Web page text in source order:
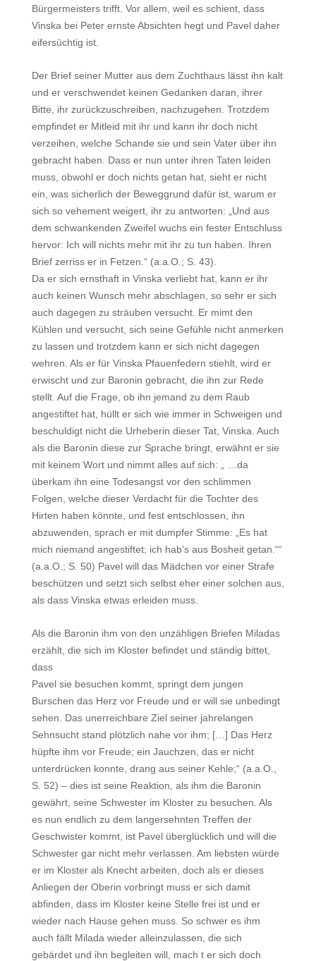
Bürgermeisters trifft. Vor allem, weil es schient, dass
Vinska bei Peter ernste Absichten hegt und Pavel daher
eifersüchtig ist.
Der Brief seiner Mutter aus dem Zuchthaus lässt ihn kalt
und er verschwendet keinen Gedanken daran, ihrer
Bitte, ihr zurückzuschreiben, nachzugehen. Trotzdem
empfindet er Mitleid mit ihr und kann ihr doch nicht
verzeihen, welche Schande sie und sein Vater über ihn
gebracht haben. Dass er nun unter ihren Taten leiden
muss, obwohl er doch nichts getan hat, sieht er nicht
ein, was sicherlich der Beweggrund dafür ist, warum er
sich so vehement weigert, ihr zu antworten: „Und aus
dem schwankenden Zweifel wuchs ein fester Entschluss
hervor: Ich will nichts mehr mit ihr zu tun haben. Ihren
Brief zerriss er in Fetzen.“ (a.a.O.; S. 43).
Da er sich ernsthaft in Vinska verliebt hat, kann er ihr
auch keinen Wunsch mehr abschlagen, so sehr er sich
auch dagegen zu sträuben versucht. Er mimt den
Kühlen und versucht, sich seine Gefühle nicht anmerken
zu lassen und trotzdem kann er sich nicht dagegen
wehren. Als er für Vinska Pfauenfedern stiehlt, wird er
erwischt und zur Baronin gebracht, die ihn zur Rede
stellt. Auf die Frage, ob ihn jemand zu dem Raub
angestiftet hat, hüllt er sich wie immer in Schweigen und
beschuldigt nicht die Urheberin dieser Tat, Vinska. Auch
als die Baronin diese zur Sprache bringt, erwähnt er sie
mit keinem Wort und nimmt alles auf sich: „ …da
überkam ihn eine Todesangst vor den schlimmen
Folgen, welche dieser Verdacht für die Tochter des
Hirten haben könnte, und fest entschlossen, ihn
abzuwenden, sprach er mit dumpfer Stimme: „Es hat
mich niemand angestiftet; ich hab’s aus Bosheit getan.““
(a.a.O.; S. 50) Pavel will das Mädchen vor einer Strafe
beschützen und setzt sich selbst eher einer solchen aus,
als dass Vinska etwas erleiden muss.
Als die Baronin ihm von den unzähligen Briefen Miladas
erzählt, die sich im Kloster befindet und ständig bittet,
dass
Pavel sie besuchen kommt, springt dem jungen
Burschen das Herz vor Freude und er will sie unbedingt
sehen. Das unerreichbare Ziel seiner jahrelangen
Sehnsucht stand plötzlich nahe vor ihm; […] Das Herz
hüpfte ihm vor Freude; ein Jauchzen, das er nicht
unterdrücken konnte, drang aus seiner Kehle;“ (a.a.O.,
S. 52) – dies ist seine Reaktion, als ihm die Baronin
gewährt, seine Schwester im Kloster zu besuchen. Als
es nun endlich zu dem langersehnten Treffen der
Geschwister kommt, ist Pavel überglücklich und will die
Schwester gar nicht mehr verlassen. Am liebsten würde
er im Kloster als Knecht arbeiten, doch als er dieses
Anliegen der Oberin vorbringt muss er sich damit
abfinden, dass im Kloster keine Stelle frei ist und er
wieder nach Hause gehen muss. So schwer es ihm
auch fällt Milada wieder alleinzulassen, die sich
gebärdet und ihn begleiten will, mach t er sich doch